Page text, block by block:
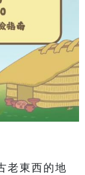
老東西的地